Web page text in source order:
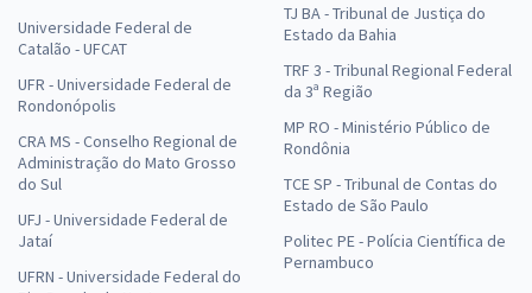
Universidade Federal de
Catalão - UFCAT
UFR - Universidade Federal de
Rondonópolis
CRA MS - Conselho Regional de
Administração do Mato Grosso
do Sul
UFJ - Universidade Federal de
Jataí
UFRN - Universidade Federal do
TJ BA - Tribunal de Justiça do
Estado da Bahia
TRF 3 - Tribunal Regional Federal
da 3ª Região
MP RO - Ministério Público de
Rondônia
TCE SP - Tribunal de Contas do
Estado de São Paulo
Politec PE - Polícia Científica de
Pernambuco